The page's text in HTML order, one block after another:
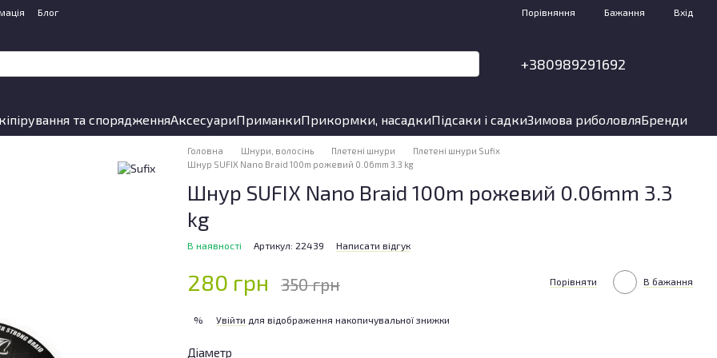
Блог Порівняння Бажання Вхід
+380989291692
та спорядженняАксесуариПриманкиПрикормки, насадкиПідсаки і садкиЗимова риболовляБренди
Головна Шнури, волосінь Плетені шнури
Плетені шнури Sufix
Шнур SUFIX Nano Braid 100m рожевий 0.06mm 3.3 kg
Шнур SUFIX Nano Braid 100m рожевий 0.06mm 3.3
kg
В наявності Артикул: 22439 Написати відгук
280 грн 350 грн Порівняти В бажання
% Увійти для відображення накопичувальної знижки
Діаметр